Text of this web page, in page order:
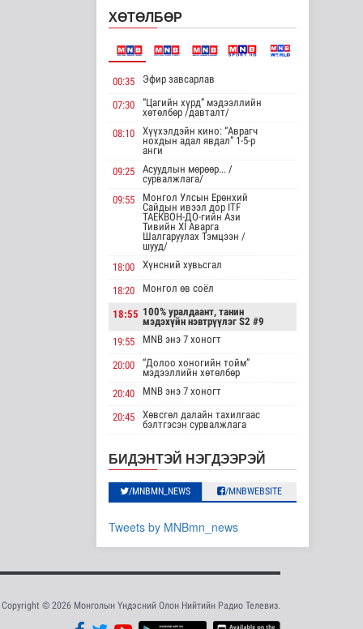
Нийгэм
шатахуун
нийлүүлэлтийг хоёр
да..
Нийгэм
10 цаг 15 минутын өмнө
ЦАГ АГААР:
Улаанбаатарт
өдөртөө 26 хэм
дулаан
Байгаль орчин
10 цаг 27 минутын өмнө
Монгол Улсын
Төрийн дуулал
Энтертайнмент
14 цаг 42 минутын өмнө
"Цагийн хүрд"
мэдээллийн
хөтөлбөр
/2026.08.08/
Нийгэм
2026-08-08 19:59
Хүүхэд залуус,
бизнес эрхлэгчдийг
Нийгэм
Газрын тосны
ХӨТӨЛБӨР
00:35 Эфир завсарлав
07:30
“Цагийн хүрд” мэдээллийн
хөтөлбөр /давталт/
08:10
Хүүхэлдэйн кино: “Аврагч
нохдын адал явдал” 1-5-р
анги
09:25
Асуудлын мөрөөр... /
сурвалжлага/
09:55
Монгол Улсын Ерөнхий
Сайдын ивээл дор ITF
ТАЕКВОН-ДО-гийн Ази
Тивийн XI Аварга
Шалгаруулах Тэмцээн /
шууд/
18:00
Хүнсний хувьсгал
18:20 Монгол өв соёл
18:55 100% уралдаант, танин
мэдэхүйн нэвтрүүлэг S2 #9
19:55
MNB энэ 7 хоногт
20:00
“Долоо хоногийн тойм”
мэдээллийн хөтөлбөр
20:40
MNB энэ 7 хоногт
20:45
Хөвсгөл далайн тахилгаас
бэлтгэсэн сурвалжлага
22:00 “Inda house 1” МУСК
23:35
“Гэрэлтэй цонх” үдшийн
хөтөлбөр
БИДЭНТЭЙ НЭГДЭЭРЭЙ
/MNBMN_NEWS /MNBWEBSITE
Tweets by MNBmn_news
Copyright © 2026 Монголын Үндэсний Олон Нийтийн Радио Телевиз.